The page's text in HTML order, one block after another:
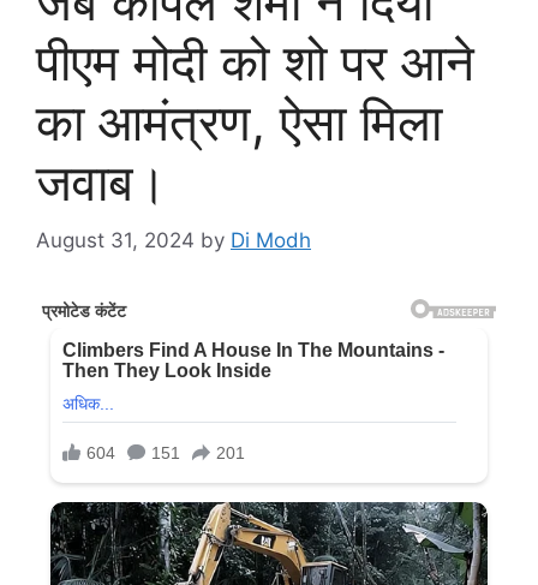
पीएम मोदी को शो पर आने
का आमंत्रण, ऐसा मिला
जवाब।
August 31, 2024 by Di Modh